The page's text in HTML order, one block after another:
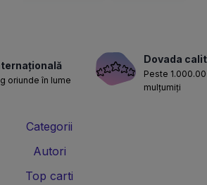
de slabit Carti diete
nastere Carti educatie financiara
oriunde în lume
Dovada
Peste
mulțumiți
Categorii
Autori
Top carti